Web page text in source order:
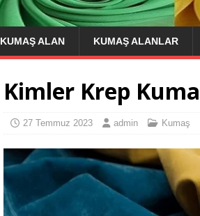
KUMAŞ ALAN KUMAŞ ALANLAR
Kimler Krep
27 Temmuz 2023 admin Kumaş